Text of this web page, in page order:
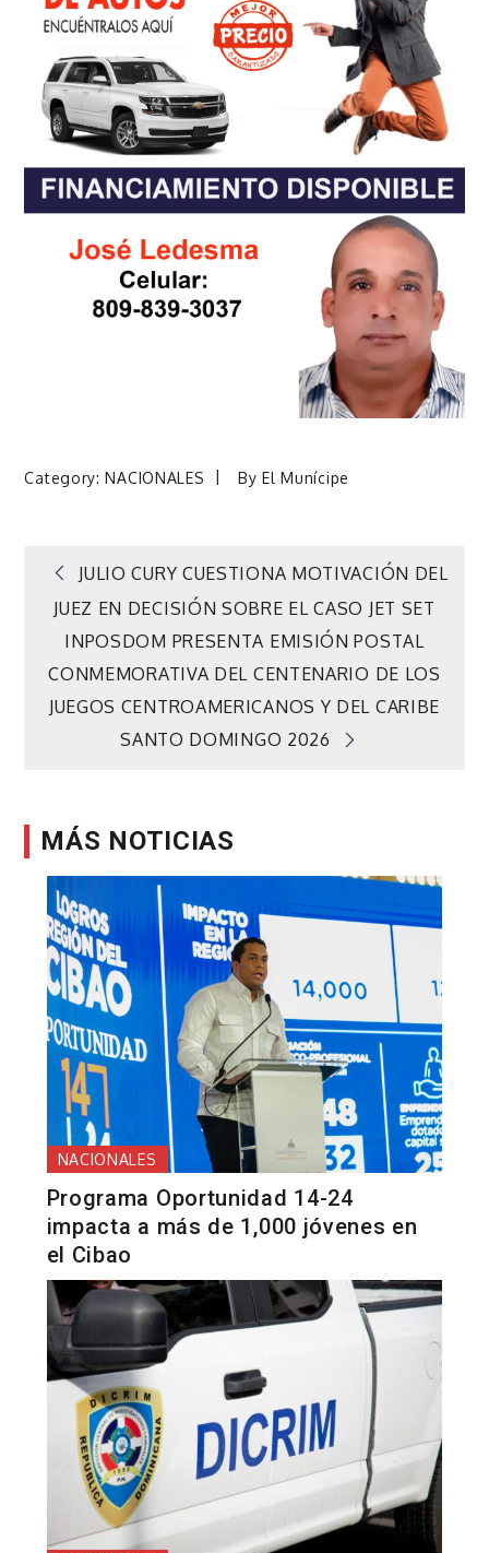
Category:NACIONALES ByEl Munícipe
Navegación
de
entradas
JULIO CURY CUESTIONA MOTIVACIÓN DEL
JUEZ EN DECISIÓN SOBRE EL CASO JET SET
INPOSDOM PRESENTA EMISIÓN POSTAL
CONMEMORATIVA DEL CENTENARIO DE LOS
JUEGOS CENTROAMERICANOS Y DEL CARIBE
SANTO DOMINGO 2026
MÁS NOTICIAS
NACIONALES
Programa Oportunidad 14-24
impacta a más de 1,000 jóvenes en
el Cibao